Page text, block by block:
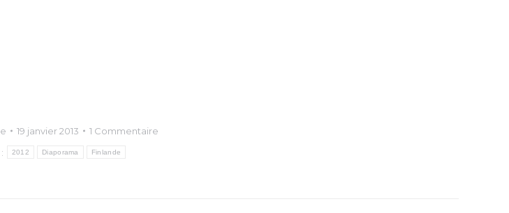
19 janvier 2013
1 Commentaire
2012 Diaporama Finlande